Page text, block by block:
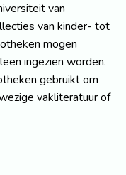
van
van kinder- tot
mogen
ingezien worden.
gebruikt om
vakliteratuur of